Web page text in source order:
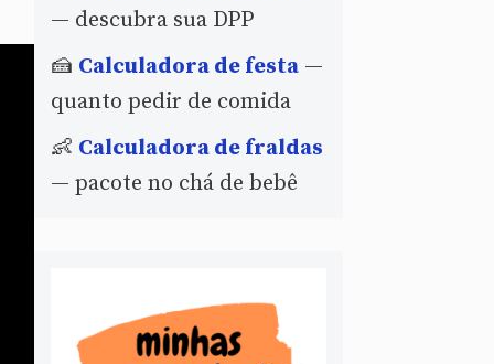
— descubra sua DPP
🍰 Calculadora de festa —
quanto pedir de comida
👶 Calculadora de fraldas
— pacote no chá de bebê